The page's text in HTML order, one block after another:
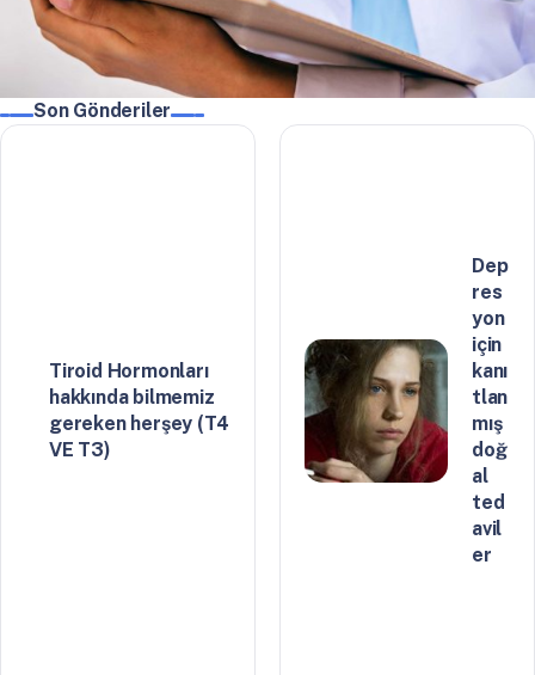
Son Gönderiler
Tiroid Hormonları
hakkında bilmemiz
gereken herşey (T4
VE T3)
Dep
res
yon
için
kanı
tlan
mış
doğ
al
ted
avil
er